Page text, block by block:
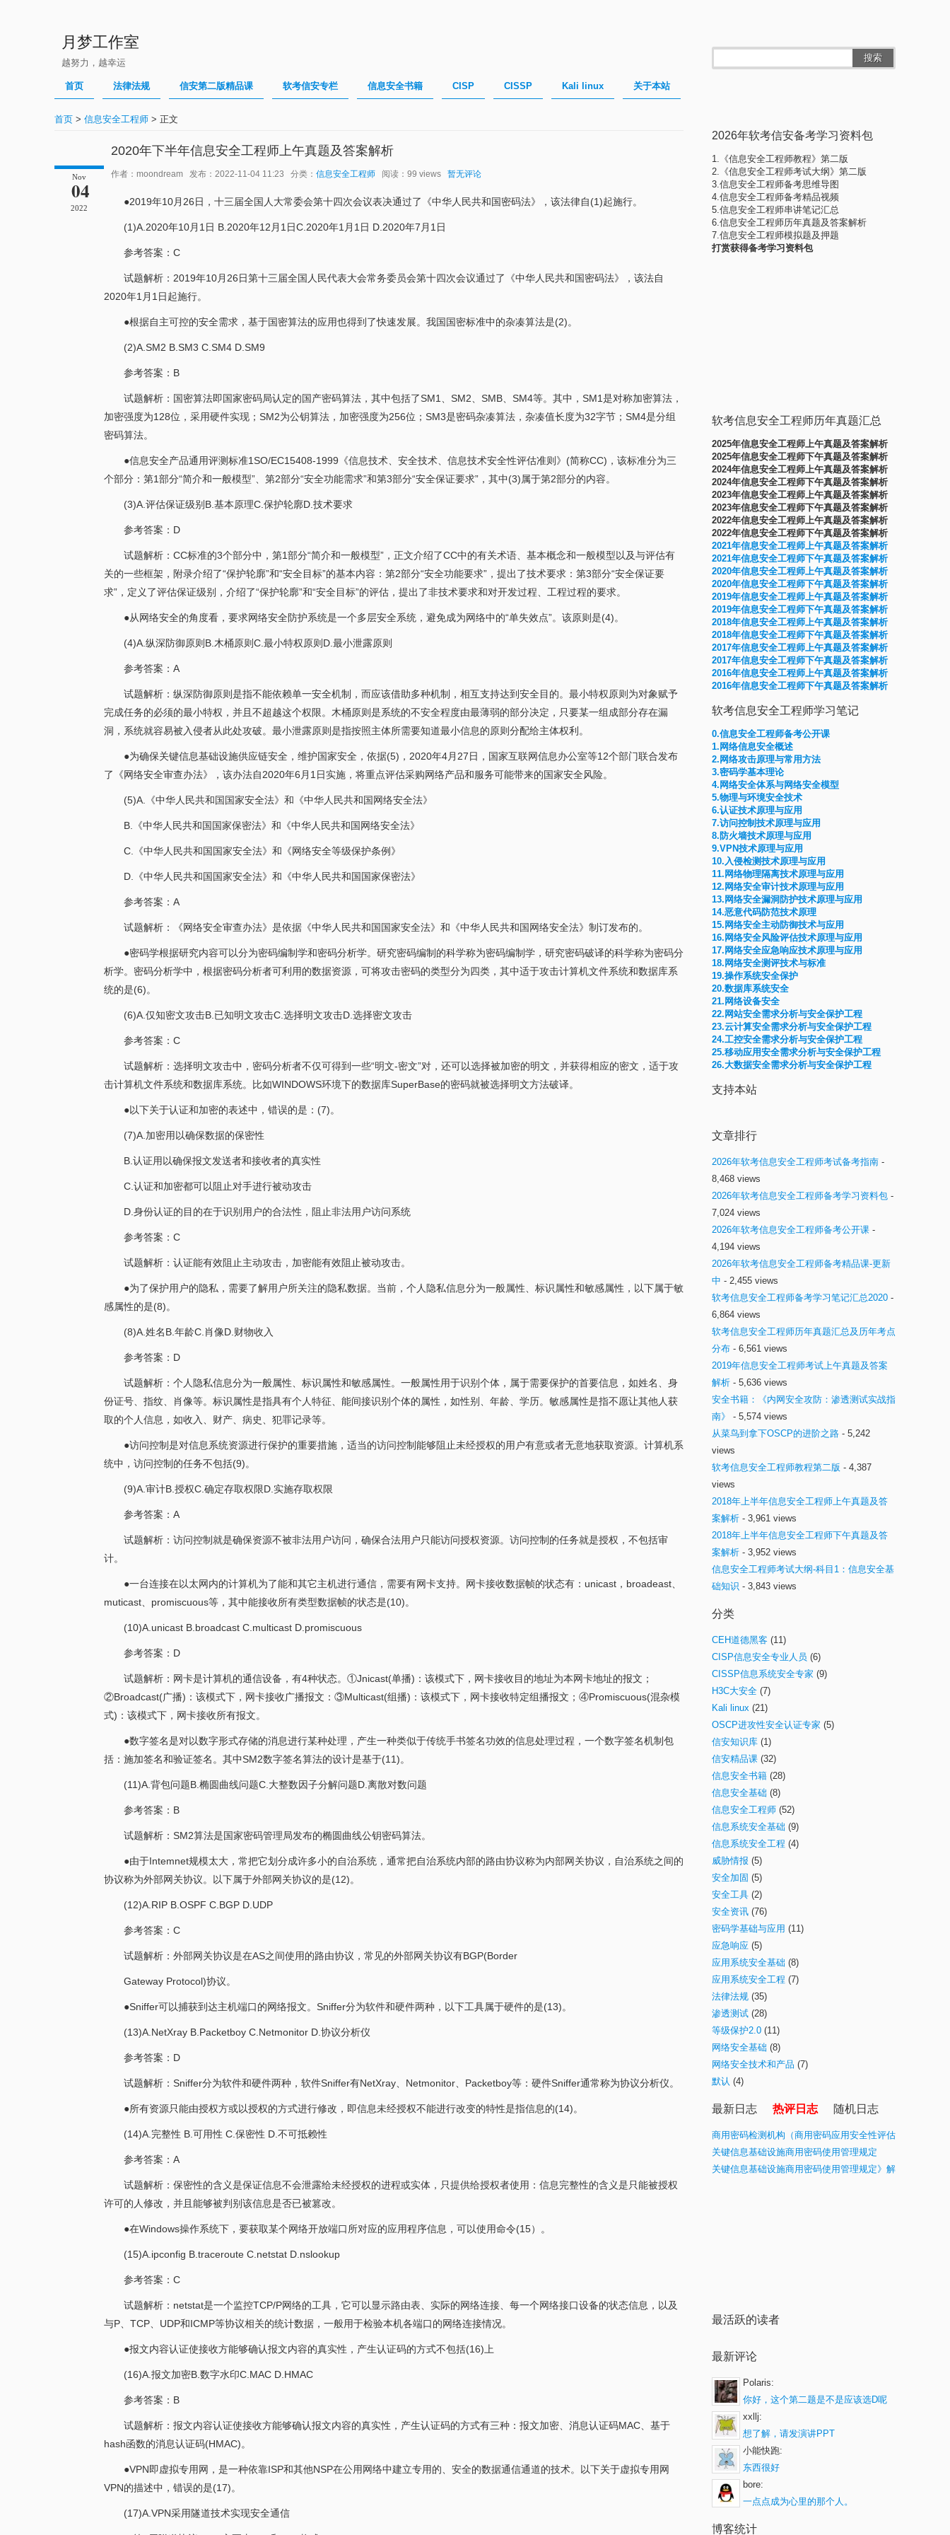
月梦工作室
越努力，越幸运 搜索
首页 法律法规 信安第二版精品课 软考信安专栏 信息安全书籍 CISP CISSP Kali linux 关于本站
首页 > 信息安全工程师 > 正文
2020年下半年信息安全工程师上午真题及答案解析
Nov
04
2022
作者：moondream 发布：2022-11-04 11:23 分类： 信息安全工程师 阅读：99 views 暂无评论
●2019年10月26日，十三届全国人大常委会第十四次会议表决通过了《中华人民共和国密码法》，该法律自(1)起施行。
(1)A.2020年10月1日 B.2020年12月1日C.2020年1月1日 D.2020年7月1日
参考答案：C
试题解析：2019年10月26日第十三届全国人民代表大会常务委员会第十四次会议通过了《中华人民共和国密码法》，该法自
2020年1月1日起施行。
●根据自主可控的安全需求，基于国密算法的应用也得到了快速发展。我国国密标准中的杂凑算法是(2)。
(2)A.SM2 B.SM3 C.SM4 D.SM9
参考答案：B
试题解析：国密算法即国家密码局认定的国产密码算法，其中包括了SM1、SM2、SMB、SM4等。其中，SM1是对称加密算法，
加密强度为128位，采用硬件实现；SM2为公钥算法，加密强度为256位；SM3是密码杂凑算法，杂凑值长度为32字节；SM4是分组
密码算法。
●信息安全产品通用评测标准1SO/EC15408-1999《信息技术、安全技术、信息技术安全性评估准则》(简称CC)，该标准分为三
个部分：第1部分“简介和一般模型”、第2部分“安全功能需求”和第3部分“安全保证要求”，其中(3)属于第2部分的内容。
(3)A.评估保证级别B.基本原理C.保护轮廓D.技术要求
参考答案：D
试题解析：CC标准的3个部分中，第1部分“简介和一般模型”，正文介绍了CC中的有关术语、基本概念和一般模型以及与评估有
关的一些框架，附录介绍了“保护轮廓”和“安全目标”的基本内容：第2部分“安全功能要求”，提出了技术要求：第3部分“安全保证要
求”，定义了评估保证级别，介绍了“保护轮廓”和“安全目标”的评估，提出了非技术要求和对开发过程、工程过程的要求。
●从网络安全的角度看，要求网络安全防护系统是一个多层安全系统，避免成为网络中的“单失效点”。该原则是(4)。
(4)A.纵深防御原则B.木桶原则C.最小特权原则D.最小泄露原则
参考答案：A
试题解析：纵深防御原则是指不能依赖单一安全机制，而应该借助多种机制，相互支持达到安全目的。最小特权原则为对象赋予
完成任务的必须的最小特权，并且不超越这个权限。木桶原则是系统的不安全程度由最薄弱的部分决定，只要某一组成部分存在漏
洞，系统就容易被入侵者从此处攻破。最小泄露原则是指按照主体所需要知道最小信息的原则分配给主体权利。
●为确保关键信息基础设施供应链安全，维护国家安全，依据(5)，2020年4月27日，国家互联网信息办公室等12个部门联合发布
了《网络安全审查办法》，该办法自2020年6月1日实施，将重点评估采购网络产品和服务可能带来的国家安全风险。
(5)A.《中华人民共和国国家安全法》和《中华人民共和国网络安全法》
B.《中华人民共和国国家保密法》和《中华人民共和国网络安全法》
C.《中华人民共和国国家安全法》和《网络安全等级保护条例》
D.《中华人民共和国国家安全法》和《中华人民共和国国家保密法》
参考答案：A
试题解析：《网络安全审查办法》是依据《中华人民共和国国家安全法》和《中华人民共和国网络安全法》制订发布的。
●密码学根据研究内容可以分为密码编制学和密码分析学。研究密码编制的科学称为密码编制学，研究密码破译的科学称为密码分
析学。密码分析学中，根据密码分析者可利用的数据资源，可将攻击密码的类型分为四类，其中适于攻击计算机文件系统和数据库系
统的是(6)。
(6)A.仅知密文攻击B.已知明文攻击C.选择明文攻击D.选择密文攻击
参考答案：C
试题解析：选择明文攻击中，密码分析者不仅可得到一些“明文-密文”对，还可以选择被加密的明文，并获得相应的密文，适于攻
击计算机文件系统和数据库系统。比如WINDOWS环境下的数据库SuperBase的密码就被选择明文方法破译。
●以下关于认证和加密的表述中，错误的是：(7)。
(7)A.加密用以确保数据的保密性
B.认证用以确保报文发送者和接收者的真实性
C.认证和加密都可以阻止对手进行被动攻击
D.身份认证的目的在于识别用户的合法性，阻止非法用户访问系统
参考答案：C
试题解析：认证能有效阻止主动攻击，加密能有效阻止被动攻击。
●为了保护用户的隐私，需要了解用户所关注的隐私数据。当前，个人隐私信息分为一般属性、标识属性和敏感属性，以下属于敏
感属性的是(8)。
(8)A.姓名B.年龄C.肖像D.财物收入
参考答案：D
试题解析：个人隐私信息分为一般属性、标识属性和敏感属性。一般属性用于识别个体，属于需要保护的首要信息，如姓名、身
份证号、指纹、肖像等。标识属性是指具有个人特征、能间接识别个体的属性，如性别、年龄、学历。敏感属性是指不愿让其他人获
取的个人信息，如收入、财产、病史、犯罪记录等。
●访问控制是对信息系统资源进行保护的重要措施，适当的访问控制能够阻止未经授权的用户有意或者无意地获取资源。计算机系
统中，访问控制的任务不包括(9)。
(9)A.审计B.授权C.确定存取权限D.实施存取权限
参考答案：A
试题解析：访问控制就是确保资源不被非法用户访问，确保合法用户只能访问授权资源。访问控制的任务就是授权，不包括审
计。
●一台连接在以太网内的计算机为了能和其它主机进行通信，需要有网卡支持。网卡接收数据帧的状态有：unicast，broadeast、
muticast、promiscuous等，其中能接收所有类型数据帧的状态是(10)。
(10)A.unicast B.broadcast C.multicast D.promiscuous
参考答案：D
试题解析：网卡是计算机的通信设备，有4种状态。①Jnicast(单播)：该模式下，网卡接收目的地址为本网卡地址的报文；
②Broadcast(广播)：该模式下，网卡接收广播报文：③Multicast(组播)：该模式下，网卡接收特定组播报文；④Promiscuous(混杂模
式)：该模式下，网卡接收所有报文。
●数字签名是对以数字形式存储的消息进行某种处理，产生一种类似于传统手书签名功效的信息处理过程，一个数字签名机制包
括：施加签名和验证签名。其中SM2数字签名算法的设计是基于(11)。
(11)A.背包问题B.椭圆曲线问题C.大整数因子分解问题D.离散对数问题
参考答案：B
试题解析：SM2算法是国家密码管理局发布的椭圆曲线公钥密码算法。
●由于Intemnet规模太大，常把它划分成许多小的自治系统，通常把自治系统内部的路由协议称为内部网关协议，自治系统之间的
协议称为外部网关协议。以下属于外部网关协议的是(12)。
(12)A.RIP B.OSPF C.BGP D.UDP
参考答案：C
试题解析：外部网关协议是在AS之间使用的路由协议，常见的外部网关协议有BGP(Border
Gateway Protocol)协议。
●Sniffer可以捕获到达主机端口的网络报文。Sniffer分为软件和硬件两种，以下工具属于硬件的是(13)。
(13)A.NetXray B.Packetboy C.Netmonitor D.协议分析仪
参考答案：D
试题解析：Sniffer分为软件和硬件两种，软件Sniffer有NetXray、Netmonitor、Packetboy等：硬件Sniffer通常称为协议分析仪。
●所有资源只能由授权方或以授权的方式进行修改，即信息未经授权不能进行改变的特性是指信息的(14)。
(14)A.完整性 B.可用性 C.保密性 D.不可抵赖性
参考答案：A
试题解析：保密性的含义是保证信息不会泄露给未经授权的进程或实体，只提供给授权者使用：信息完整性的含义是只能被授权
许可的人修改，并且能够被判别该信息是否已被篡改。
●在Windows操作系统下，要获取某个网络开放端口所对应的应用程序信息，可以使用命令(15）。
(15)A.ipconfig B.traceroute C.netstat D.nslookup
参考答案：C
试题解析：netstat是一个监控TCP/P网络的工具，它可以显示路由表、实际的网络连接、每一个网络接口设备的状态信息，以及
与P、TCP、UDP和ICMP等协议相关的统计数据，一般用于检验本机各端口的网络连接情况。
●报文内容认证使接收方能够确认报文内容的真实性，产生认证码的方式不包括(16)上
(16)A.报文加密B.数字水印C.MAC D.HMAC
参考答案：B
试题解析：报文内容认证使接收方能够确认报文内容的真实性，产生认证码的方式有三种：报文加密、消息认证码MAC、基于
hash函数的消息认证码(HMAC)。
●VPN即虚拟专用网，是一种依靠ISP和其他NSP在公用网络中建立专用的、安全的数据通信通道的技术。以下关于虚拟专用网
VPN的描述中，错误的是(17)。
(17)A.VPN采用隧道技术实现安全通信
2026年软考信安备考学习资料包
1.《信息安全工程师教程》第二版
2.《信息安全工程师考试大纲》第二版
3.信息安全工程师备考思维导图
4.信息安全工程师备考精品视频
5.信息安全工程师串讲笔记汇总
6.信息安全工程师历年真题及答案解析
7.信息安全工程师模拟题及押题
打赏获得备考学习资料包
软考信息安全工程师历年真题汇总
2025年信息安全工程师上午真题及答案解析
2025年信息安全工程师下午真题及答案解析
2024年信息安全工程师上午真题及答案解析
2024年信息安全工程师下午真题及答案解析
2023年信息安全工程师上午真题及答案解析
2023年信息安全工程师下午真题及答案解析
2022年信息安全工程师上午真题及答案解析
2022年信息安全工程师下午真题及答案解析
2021年信息安全工程师上午真题及答案解析
2021年信息安全工程师下午真题及答案解析
2020年信息安全工程师上午真题及答案解析
2020年信息安全工程师下午真题及答案解析
2019年信息安全工程师上午真题及答案解析
2019年信息安全工程师下午真题及答案解析
2018年信息安全工程师上午真题及答案解析
2018年信息安全工程师下午真题及答案解析
2017年信息安全工程师上午真题及答案解析
2017年信息安全工程师下午真题及答案解析
2016年信息安全工程师上午真题及答案解析
2016年信息安全工程师下午真题及答案解析
软考信息安全工程师学习笔记
0.信息安全工程师备考公开课
1.网络信息安全概述
2.网络攻击原理与常用方法
3.密码学基本理论
4.网络安全体系与网络安全模型
5.物理与环境安全技术
6.认证技术原理与应用
7.访问控制技术原理与应用
8.防火墙技术原理与应用
9.VPN技术原理与应用
10.入侵检测技术原理与应用
11.网络物理隔离技术原理与应用
12.网络安全审计技术原理与应用
13.网络安全漏洞防护技术原理与应用
14.恶意代码防范技术原理
15.网络安全主动防御技术与应用
16.网络安全风险评估技术原理与应用
17.网络安全应急响应技术原理与应用
18.网络安全测评技术与标准
19.操作系统安全保护
20.数据库系统安全
21.网络设备安全
22.网站安全需求分析与安全保护工程
23.云计算安全需求分析与安全保护工程
24.工控安全需求分析与安全保护工程
25.移动应用安全需求分析与安全保护工程
26.大数据安全需求分析与安全保护工程
支持本站
文章排行
2026年软考信息安全工程师考试备考指南 -
8,468 views
2026年软考信息安全工程师备考学习资料包 -
7,024 views
2026年软考信息安全工程师备考公开课 -
4,194 views
2026年软考信息安全工程师备考精品课-更新
中 - 2,455 views
软考信息安全工程师备考学习笔记汇总2020 -
6,864 views
软考信息安全工程师历年真题汇总及历年考点
分布 - 6,561 views
2019年信息安全工程师考试上午真题及答案
解析 - 5,636 views
安全书籍：《内网安全攻防：渗透测试实战指
南》
- 5,574 views
从菜鸟到拿下OSCP的进阶之路 - 5,242
views
软考信息安全工程师教程第二版 - 4,387
views
2018年上半年信息安全工程师上午真题及答
案解析 - 3,961 views
2018年上半年信息安全工程师下午真题及答
案解析 - 3,952 views
信息安全工程师考试大纲-科目1：信息安全基
础知识 - 3,843 views
分类
CEH道德黑客 (11)
CISP信息安全专业人员 (6)
CISSP信息系统安全专家 (9)
H3C大安全 (7)
Kali linux (21)
OSCP进攻性安全认证专家 (5)
信安知识库 (1)
信安精品课 (32)
信息安全书籍 (28)
信息安全基础 (8)
信息安全工程师 (52)
信息系统安全基础 (9)
信息系统安全工程 (4)
威胁情报 (5)
安全加固 (5)
安全工具 (2)
安全资讯 (76)
密码学基础与应用 (11)
应急响应 (5)
应用系统安全基础 (8)
应用系统安全工程 (7)
法律法规 (35)
渗透测试 (28)
等级保护2.0 (11)
网络安全基础 (8)
网络安全技术和产品 (7)
默认 (4)
最新日志 热评日志 随机日志
商用密码检测机构（商用密码应用安全性评估
业务）目录(最新)
关键信息基础设施商用密码使用管理规定
关键信息基础设施商用密码使用管理规定》解
最活跃的读者
最新评论
Polaris:
你好，这个第二题是不是应该选D呢
xxllj:
想了解，请发演讲PPT
小能快跑:
东西很好
bore:
一点点成为心里的那个人。
博客统计